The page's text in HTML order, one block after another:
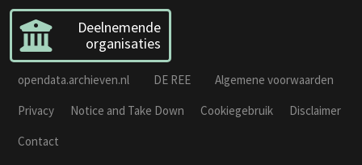
Deelnemende
organisaties
opendata.archieven.nl DE REE
Algemene voorwaarden
Privacy
Notice and Take Down Cookiegebruik
Disclaimer
Contact